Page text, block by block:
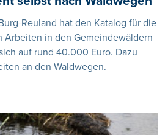
Reuland hat den Katalog für die
Arbeiten in den Gemeindewäldern
auf rund 40.000 Euro. Dazu
an den Waldwegen.